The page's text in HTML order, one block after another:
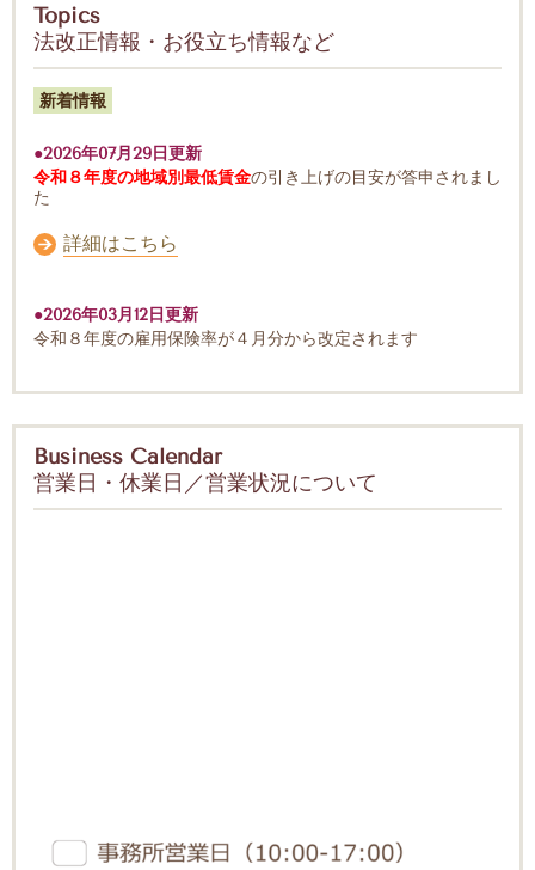
Topics
法改正情報・お役立ち情報など
新着情報
●2026年07月29日更新
令和８年度の地域別最低賃金の引き上げの目安が答申されまし
た
詳細はこちら
●2026年03月12日更新
令和８年度の雇用保険率が４月分から改定されます
Business Calendar
営業日・休業日／営業状況について